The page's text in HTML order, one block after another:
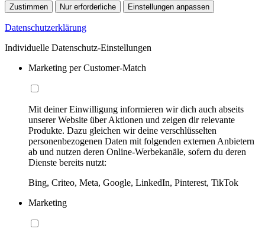
Zustimmen Nur erforderliche Einstellungen anpassen
Datenschutzerklärung
Individuelle Datenschutz-Einstellungen
Marketing per Customer-Match
Mit deiner Einwilligung informieren wir dich auch abseits
unserer Website über Aktionen und zeigen dir relevante
Produkte. Dazu gleichen wir deine verschlüsselten
personenbezogenen Daten mit folgenden externen Anbietern
ab und nutzen deren Online-Werbekanäle, sofern du deren
Dienste bereits nutzt:
Bing, Criteo, Meta, Google, LinkedIn, Pinterest, TikTok
Marketing